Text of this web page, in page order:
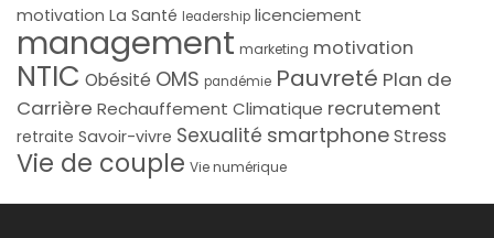
motivation La Santé leadership licenciement
management marketing motivation
NTIC Obésité OMS pandémie Pauvreté Plan de
Carrière Rechauffement Climatique recrutement
retraite Savoir-vivre Sexualité smartphoneStress
Vie de couple Vie numérique